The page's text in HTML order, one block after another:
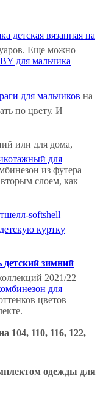
детская вязанная на
Еще можно
для мальчика
для мальчиков на
по цвету. И
или для дома,
для
из футера
слоем, как
softshell
детскую куртку
детский зимний
2021/22
для
цветов
104, 110, 116, 122,
одежды для